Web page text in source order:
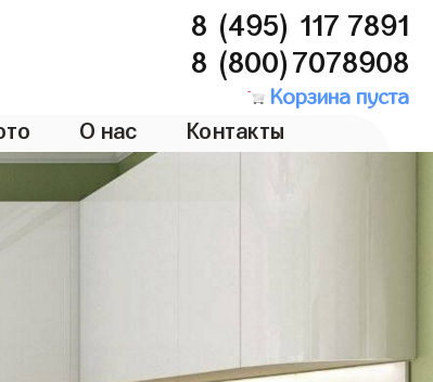
8 (495) 117 7891
8 (800)7078908
Корзина пуста
О нас Контакты